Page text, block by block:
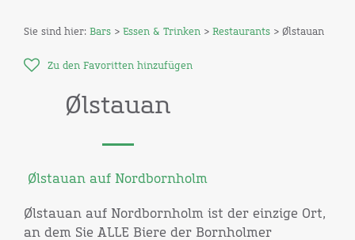
Sie sind hier: Bars > Essen & Trinken > Restaurants > Ølstauan
Zu den Favoritten hinzufügen
Ølstauan
Ølstauan auf Nordbornholm
Ølstauan auf Nordbornholm ist der einzige Ort,
an dem Sie ALLE Biere der Bornholmer